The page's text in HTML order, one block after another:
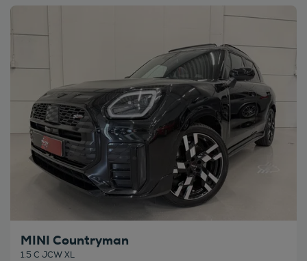
MINI Countryman
1.5 C JCW XL